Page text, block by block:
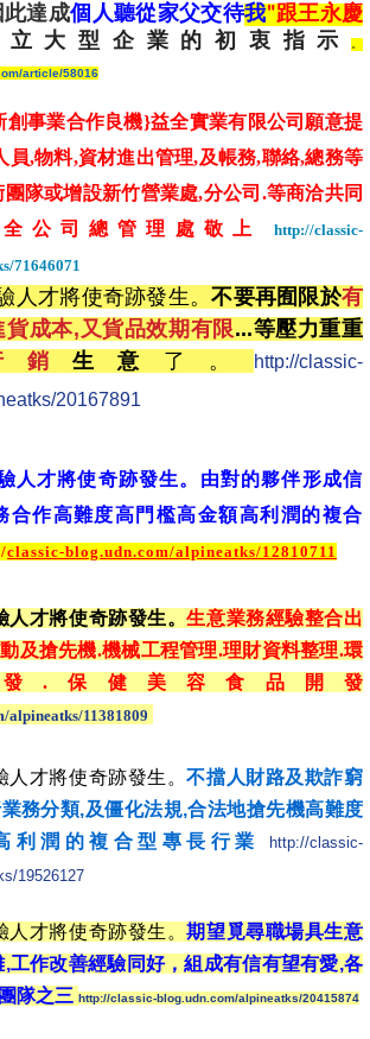
此達成個人聽從家父交待我"跟王永慶
大型企業 的初衷指示。
article/58016
創事業合作良機}益全實業有限公司願意提
員,物料,資材進出管理,及帳務,聯絡,總務等
隊或增設新竹營業處,分公司.等商洽共同
公司總管理處敬上
http://classic-
71646071
人才將使奇跡發生。不要再囿限於有
成本,又貨品效期有限...等壓力重重
銷生意 了。
http://classic-
20167891
人才將使奇跡發生。 由對的夥伴形成信
合作高難度高門檻高金額高利潤的複合
classic-blog.udn.com/alpineatks/12810711
人才將使奇跡發生。生意業務經驗整合出
及搶先機.機械工程管理.理財資料整理.環
.保健美容食品開發
alpineatks/11381809
人才將使奇跡發生。不擋人財路及欺詐窮
務分類,及僵化法規,合法地搶先機高難度
利潤的複合型專長行業
http://classic-
19526127
人才將使奇跡發生。期望覓尋職場具生意
工作改善經驗同好，組成有信有望有愛,各
隊之三 http://classic-blog.udn.com/alpineatks/20415874